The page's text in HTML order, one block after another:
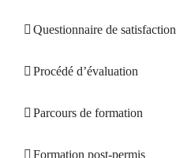
Questionnaire de satisfaction
Procédé d’évaluation
Parcours de formation
Formation post-permis